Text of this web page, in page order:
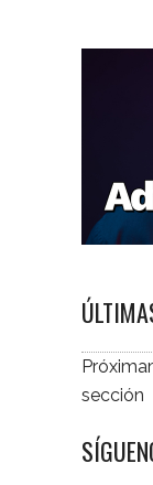
sección